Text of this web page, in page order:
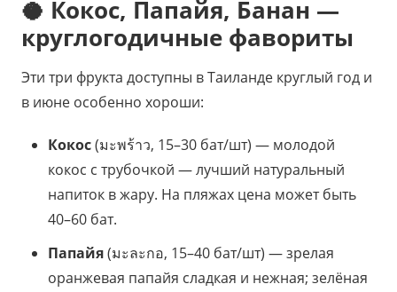
🥥 Кокос, Папайя, Банан —
круглогодичные фавориты
Эти три фрукта доступны в Таиланде круглый год и
в июне особенно хороши:
Кокос(มะพร้าว, 15–30 бат/шт) — молодой
кокос с трубочкой — лучший натуральный
напиток в жару. На пляжах цена может быть
40–60 бат.
Папайя(มะละกอ, 15–40 бат/шт) — зрелая
оранжевая папайя сладкая и нежная; зелёная